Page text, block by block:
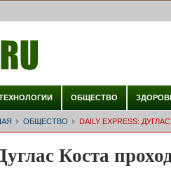
ОБЩЕСТВО
ОБЩЕСТВО DAILY EXPRESS:
Коста